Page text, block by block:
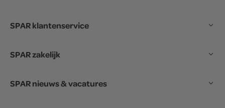
SPAR klantenservice
SPAR zakelijk
SPAR nieuws & vacatures